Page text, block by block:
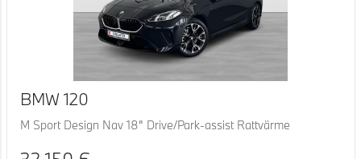
BMW 120
M Sport Design Nav 18" Drive/Park-assist Rattvärme